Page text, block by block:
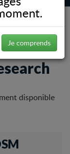
Je comprends
at NOSM
disponible